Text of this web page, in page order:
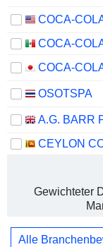
OSOTSPA
A.G. BARR
Gewichteter
Alle